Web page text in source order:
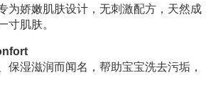
为娇嫩肌肤设计，无刺激配方，天然成
寸肌肤。
保湿滋润而闻名，帮助宝宝洗去污垢，